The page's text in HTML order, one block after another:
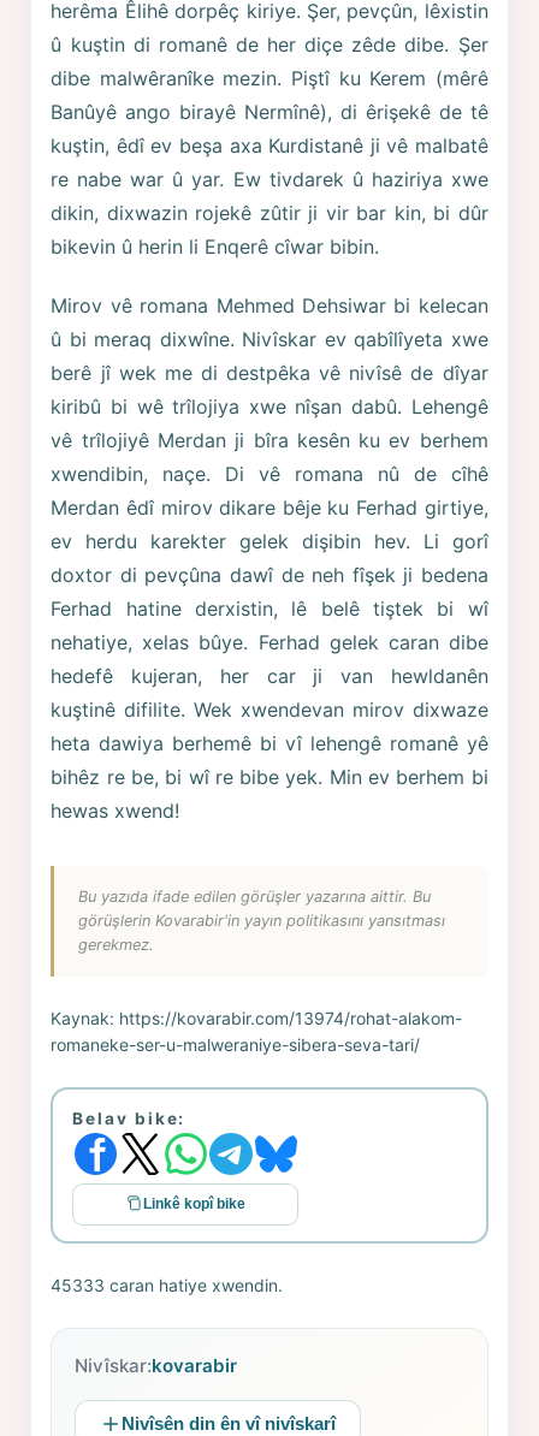
herêma Êlihê dorpêç kiriye. Şer, pevçûn, lêxistin
û kuştin di romanê de her diçe zêde dibe. Şer
dibe malwêranîke mezin. Piştî ku Kerem (mêrê
Banûyê ango birayê Nermînê), di êrişekê de tê
kuştin, êdî ev beşa axa Kurdistanê ji vê malbatê
re nabe war û yar. Ew tivdarek û haziriya xwe
dikin, dixwazin rojekê zûtir ji vir bar kin, bi dûr
bikevin û herin li Enqerê cîwar bibin.
Mirov vê romana Mehmed Dehsiwar bi kelecan
û bi meraq dixwîne. Nivîskar ev qabîlîyeta xwe
berê jî wek me di destpêka vê nivîsê de dîyar
kiribû bi wê trîlojiya xwe nîşan dabû. Lehengê
vê trîlojiyê Merdan ji bîra kesên ku ev berhem
xwendibin, naçe. Di vê romana nû de cîhê
Merdan êdî mirov dikare bêje ku Ferhad girtiye,
ev herdu karekter gelek dişibin hev. Li gorî
doxtor di pevçûna dawî de neh fîşek ji bedena
Ferhad hatine derxistin, lê belê tiştek bi wî
nehatiye, xelas bûye. Ferhad gelek caran dibe
hedefê kujeran, her car ji van hewldanên
kuştinê difilite. Wek xwendevan mirov dixwaze
heta dawiya berhemê bi vî lehengê romanê yê
bihêz re be, bi wî re bibe yek. Min ev berhem bi
hewas xwend!
Bu yazıda ifade edilen görüşler yazarına aittir. Bu
görüşlerin Kovarabir'in yayın politikasını yansıtması
gerekmez.
Kaynak: https://kovarabir.com/13974/rohat-alakom-
romaneke-ser-u-malweraniye-sibera-seva-tari/
Belav bike:
Linkê kopî bike
45333 caran hatiye xwendin.
Nivîskar:kovarabir
Nivîsên din ên vî nivîskarî